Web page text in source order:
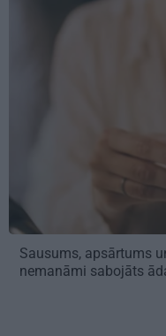
Sausums, apsārtums
nemanāmi sabojāts